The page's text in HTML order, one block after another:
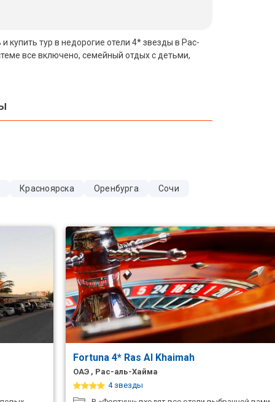
купить тур в недорогие отели 4* звезды в Рас-
все включено, семейный отдых с детьми,
Красноярска Оренбурга
Сочи
Fortuna 4* Ras Al Khaimah
ОАЭ , Рас-аль-Хайма
4 звезды